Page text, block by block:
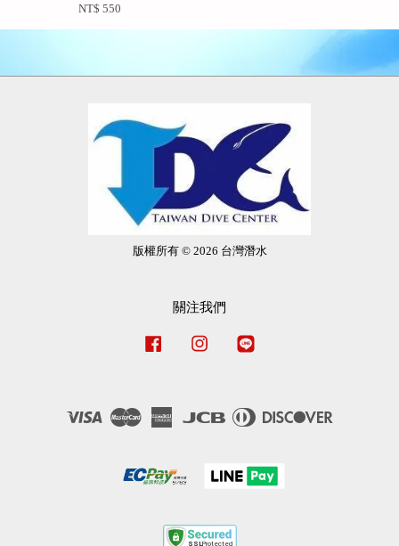
NT$ 550
版權所有 © 2026 台灣潛水
關注我們
Facebook Instagram
Visa Master
American
JCB
Diners